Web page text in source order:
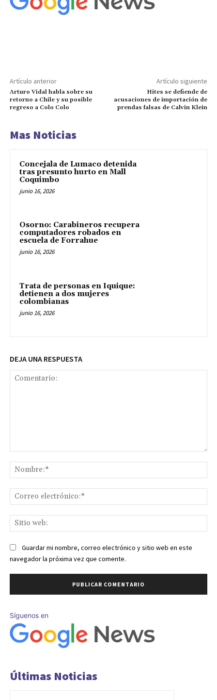
Artículo anterior
Arturo Vidal habla sobre su
retorno a Chile y su posible
regreso a Colo Colo
Artículo siguiente
Hites se defiende de
acusaciones de importación de
prendas falsas de Calvin Klein
Mas Noticias
Concejala de Lumaco detenida
tras presunto hurto en Mall
Coquimbo
junio 16, 2026
Osorno: Carabineros recupera
computadores robados en
escuela de Forrahue
junio 16, 2026
Trata de personas en Iquique:
detienen a dos mujeres
colombianas
junio 16, 2026
DEJA UNA RESPUESTA
Guardar mi nombre, correo electrónico y sitio web en este
navegador la próxima vez que comente.
Síguenos en
Últimas Noticias